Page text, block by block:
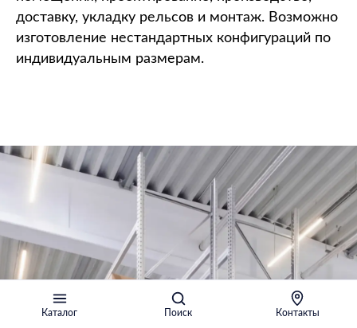
Каталог Поиск Контакты
доставку, укладку рельсов и монтаж. Возможно
изготовление нестандартных конфигураций по
индивидуальным размерам.